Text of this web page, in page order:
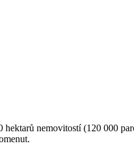
nemovitostí (120 000